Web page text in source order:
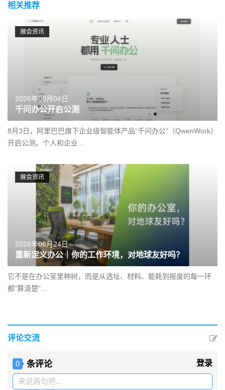
相关推荐
展会资讯
2026年08月04日
千问办公开启公测
8月3日，阿里巴巴旗下企业级智能体产品“千问办公”（QwenWork）
开启公测。个人和企业...
展会资讯
2026年06月24日
重新定义办公｜你的工作环境，对地球友好吗？
它不是在办公室里种树，而是从选址、材料、能耗到报废的每一环
都"算清楚"...
评论交流
0 条评论 登录
来说两句吧...